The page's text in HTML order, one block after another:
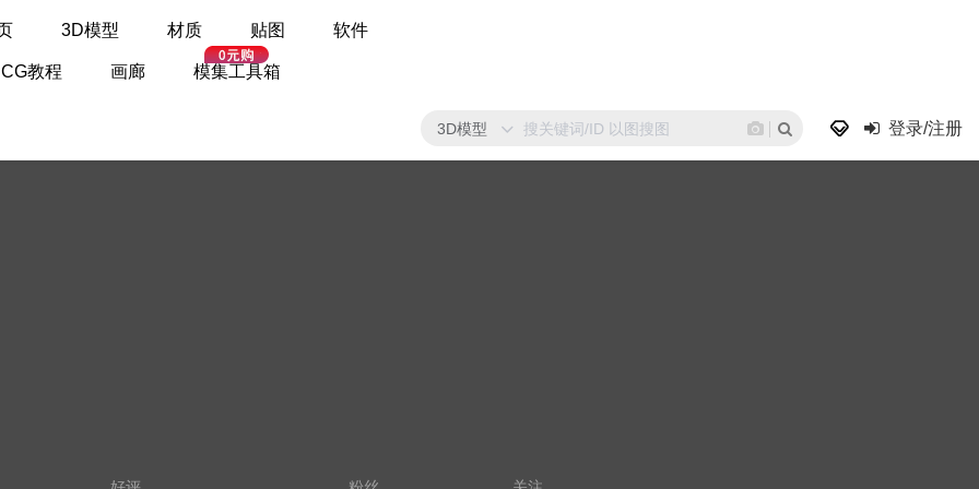
3D模型 材质 贴图 软件
CG教程 画廊 模集工具箱
3D模型 登录/注册